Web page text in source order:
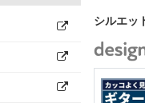
シルエッ